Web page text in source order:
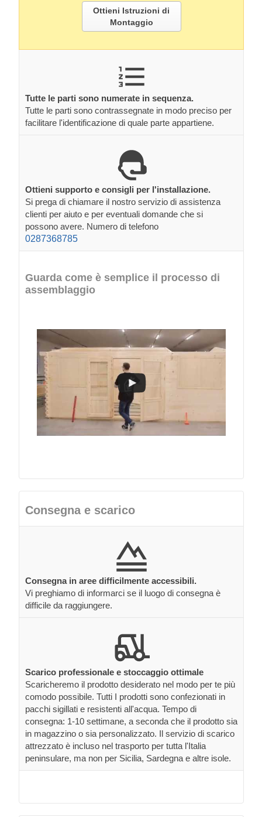
Ottieni Istruzioni di
Montaggio
Tutte le parti sono numerate in sequenza.
Tutte le parti sono contrassegnate in modo preciso per
facilitare l'identificazione di quale parte appartiene.
Ottieni supporto e consigli per l'installazione.
Si prega di chiamare il nostro servizio di assistenza
clienti per aiuto e per eventuali domande che si
possono avere. Numero di telefono
0287368785
Guarda come è semplice il processo di
assemblaggio
Consegna e scarico
Consegna in aree difficilmente accessibili.
Vi preghiamo di informarci se il luogo di consegna è
difficile da raggiungere.
Scarico professionale e stoccaggio ottimale
Scaricheremo il prodotto desiderato nel modo per te più
comodo possibile. Tutti I prodotti sono confezionati in
pacchi sigillati e resistenti all'acqua. Tempo di
consegna: 1-10 settimane, a seconda che il prodotto sia
in magazzino o sia personalizzato. Il servizio di scarico
attrezzato è incluso nel trasporto per tutta l'Italia
peninsulare, ma non per Sicilia, Sardegna e altre isole.